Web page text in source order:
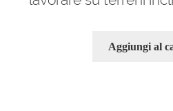
Aggiungi al